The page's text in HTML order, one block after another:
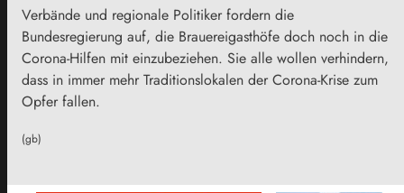
Verbände und regionale Politiker fordern die
Bundesregierung auf, die Brauereigasthöfe doch noch in die
Corona-Hilfen mit einzubeziehen. Sie alle wollen verhindern,
dass in immer mehr Traditionslokalen der Corona-Krise zum
Opfer fallen.
(gb)